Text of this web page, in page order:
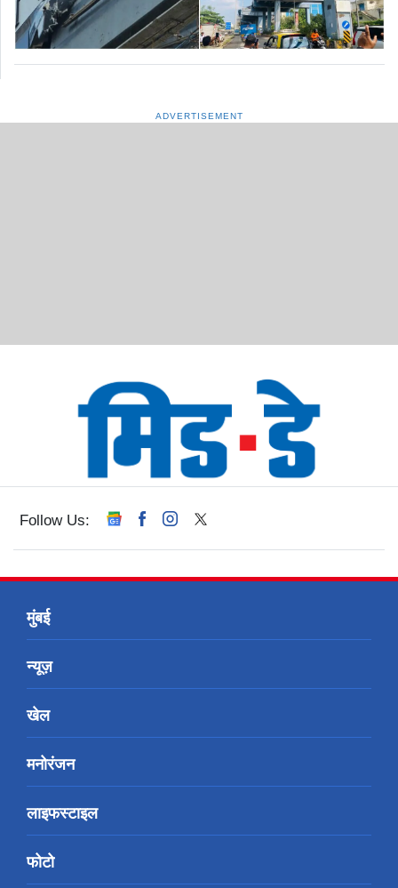
ADVERTISEMENT
Follow Us:
मुंबई
न्यूज़
खेल
मनोरंजन
लाइफस्टाइल
फोटो